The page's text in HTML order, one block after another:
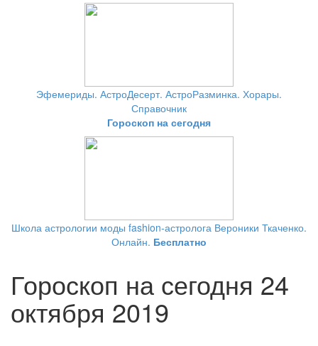
Эфемериды. АстроДесерт. АстроРазминка. Хорары.
Справочник
Гороскоп на сегодня
Школа астрологии моды fashion-астролога Вероники Ткаченко.
Онлайн. Бесплатно
Гороскоп на сегодня 24
октября 2019